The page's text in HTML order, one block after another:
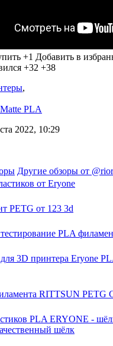
+1 Добавить в
+32 +38
,
PLA
2022, 10:29
Другие обзоры от
от Eryone
PETG от 123 3d
PLA
3D принтера Eryone
RITTSUN PETG
PLA ERYONE -
шёлк